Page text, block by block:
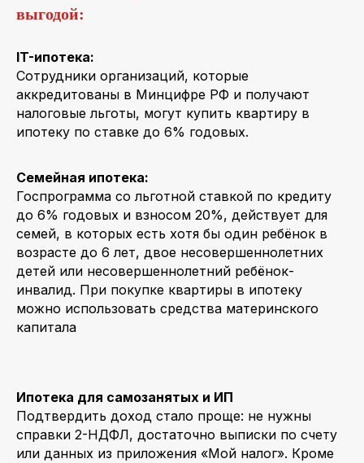
выгодой:
IT-ипотека:
Сотрудники организаций, которые
аккредитованы в Минцифре РФ и получают
налоговые льготы, могут купить квартиру в
ипотеку по ставке до 6% годовых.
Семейная ипотека:
Госпрограмма со льготной ставкой по кредиту
до 6% годовых и взносом 20%, действует для
семей, в которых есть хотя бы один ребёнок в
возрасте до 6 лет, двое несовершеннолетних
детей или несовершеннолетний ребёнок-
инвалид. При покупке квартиры в ипотеку
можно использовать средства материнского
капитала
Ипотека для самозанятых и ИП
Подтвердить доход стало проще: не нужны
справки 2-НДФЛ, достаточно выписки по счету
или данных из приложения «Мой налог». Кроме